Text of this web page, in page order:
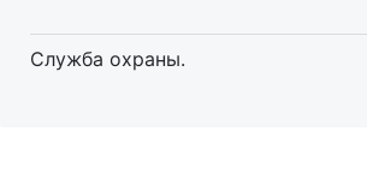
Служба охраны.